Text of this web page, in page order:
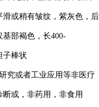
或稍有皱纹，紫灰色，后
部褐色，长400-
子棒状
究或者工业应用等非医疗
或，非药用，非食用